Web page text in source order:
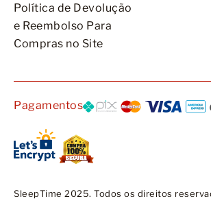
Política de Devolução
e Reembolso Para
Compras no Site
Pagamentos
SleepTime 2025. Todos os direitos